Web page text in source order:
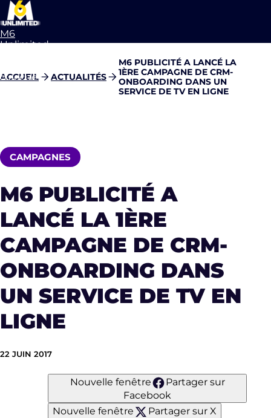
M6
Unlimited
d’accueil
ACCUEIL ACTUALITÉS
M6 PUBLICITÉ A LANCÉ LA
1ÈRE CAMPAGNE DE CRM-
ONBOARDING DANS UN
SERVICE DE TV EN LIGNE
CAMPAGNES
M6 PUBLICITÉ A
LANCÉ LA 1ÈRE
CAMPAGNE DE CRM-
ONBOARDING DANS
UN SERVICE DE TV EN
LIGNE
22 JUIN 2017
Nouvelle fenêtre
Partager sur
Facebook
Nouvelle fenêtre
Partager sur X